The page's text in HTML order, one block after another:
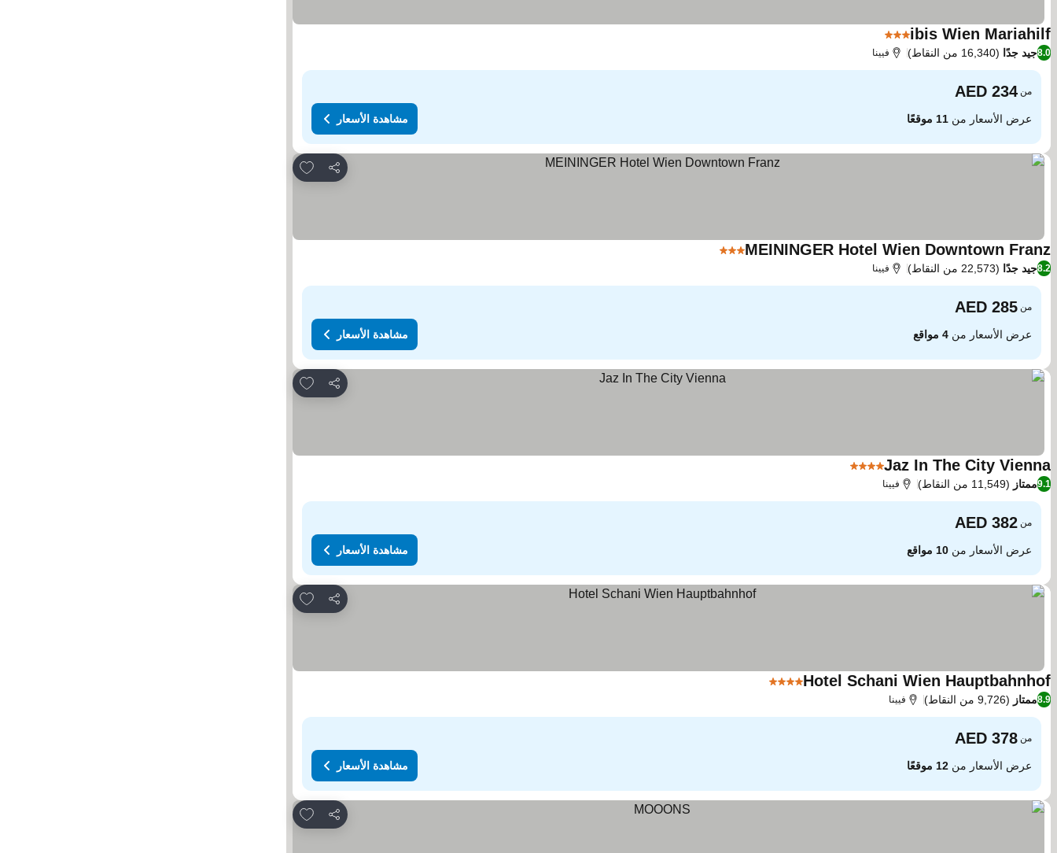
ibis Wien Mariahilf3 عدد النجوم
8.0جيد جدًا (16,340 من النقاط) فيينا
من
عرض الأسعار من 11 موقعًا مشاهدة الأسعار
مشاركة
Add to favorites
MEININGER Hotel Wien Downtown Franz3 عدد النجوم
8.2جيد جدًا (22,573 من النقاط) فيينا
من
عرض الأسعار من 4 مواقع مشاهدة الأسعار
مشاركة
Add to favorites
Jaz In The City Vienna4 عدد النجوم
9.1ممتاز (11,549 من النقاط) فيينا
من
عرض الأسعار من 10 مواقع مشاهدة الأسعار
مشاركة
Add to favorites
Hotel Schani Wien Hauptbahnhof4 عدد النجوم
8.9ممتاز (9,726 من النقاط) فيينا
من
عرض الأسعار من 12 موقعًا مشاهدة الأسعار
مشاركة
Add to favorites